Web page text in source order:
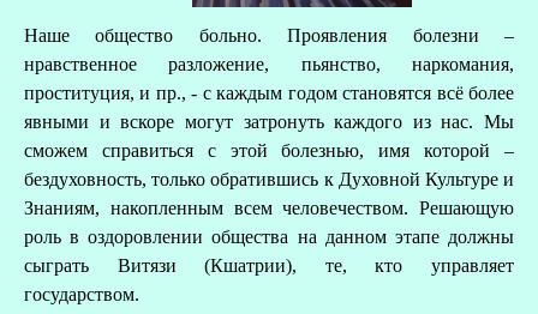
Наше общество больно. Проявления болезни –
нравственное разложение, пьянство, наркомания,
проституция, и пр., - с каждым годом становятся всё более
явными и вскоре могут затронуть каждого из нас. Мы
сможем справиться с этой болезнью, имя которой –
бездуховность, только обратившись к Духовной Культуре и
Знаниям, накопленным всем человечеством. Решающую
роль в оздоровлении общества на данном этапе должны
сыграть Витязи (Кшатрии), те, кто управляет
государством.